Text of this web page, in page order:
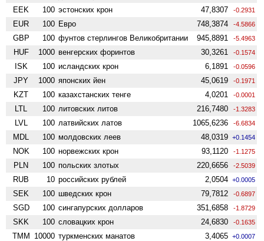
EEK 100 эстонских крон 47,8307 -0.2931
EUR 100 Евро 748,3874 -4.5866
GBP 100 фунтов стерлингов Велико­британии 945,8891 -5.4963
HUF 1000 венгерских форинтов 30,3261 -0.1574
ISK 100 исландских крон 6,1891 -0.0596
JPY 1000 японских йен 45,0619 -0.1971
KZT 100 казахстанских тенге 4,0201 -0.0001
LTL 100 литовских литов 216,7480 -1.3283
LVL 100 латвийских латов 1065,6236 -6.6834
MDL 100 молдовских леев 48,0319 +0.1454
NOK 100 норвежских крон 93,1120 -1.1275
PLN 100 польских злотых 220,6656 -2.5039
RUB 10 российских рублей 2,0504 +0.0005
SEK 100 шведских крон 79,7812 -0.6897
SGD 100 сингапурских долларов 351,6858 -1.8729
SKK 100 словацких крон 24,6830 -0.1635
TMM 10000 туркменских манатов 3,4065 +0.0007